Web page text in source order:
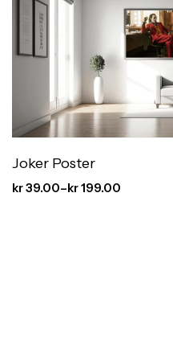
Joker Poster
kr39.00–kr199.00